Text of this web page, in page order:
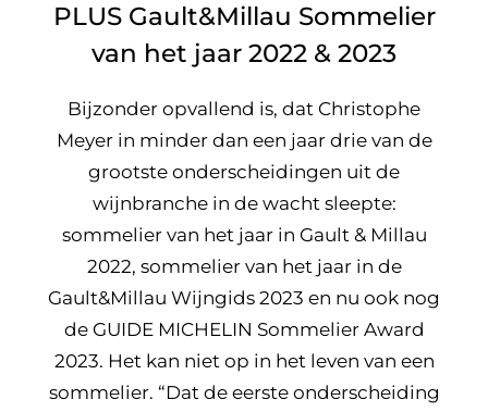
PLUS Gault&Millau Sommelier
van het jaar 2022 & 2023
Bijzonder opvallend is, dat Christophe
Meyer in minder dan een jaar drie van de
grootste onderscheidingen uit de
wijnbranche in de wacht sleepte:
sommelier van het jaar in Gault & Millau
2022, sommelier van het jaar in de
Gault&Millau Wijngids 2023 en nu ook nog
de GUIDE MICHELIN Sommelier Award
2023. Het kan niet op in het leven van een
sommelier. “Dat de eerste onderscheiding